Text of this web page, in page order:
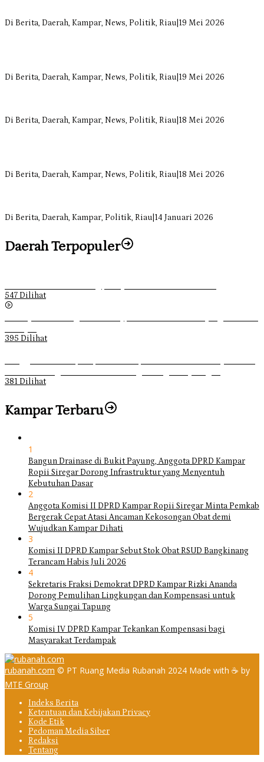
Di Berita, Daerah, Kampar, News, Politik, Riau 19 Mei 2026
Di Berita, Daerah, Kampar, News, Politik, Riau 19 Mei 2026
Di Berita, Daerah, Kampar, News, Politik, Riau 18 Mei 2026
Di Berita, Daerah, Kampar, News, Politik, Riau 18 Mei 2026
Di Berita, Daerah, Kampar, Politik, Riau 14 Januari 2026
Daerah Terpopuler
547 Dilihat
395 Dilihat
381 Dilihat
Kampar Terbaru
1
Bangun Drainase di Bukit Payung, Anggota DPRD Kampar
Ropii Siregar Dorong Infrastruktur yang Menyentuh
Kebutuhan Dasar
2
Anggota Komisi II DPRD Kampar Ropii Siregar Minta Pemkab
Bergerak Cepat Atasi Ancaman Kekosongan Obat demi
Wujudkan Kampar Dihati
3
Komisi II DPRD Kampar Sebut Stok Obat RSUD Bangkinang
Terancam Habis Juli 2026
4
Sekretaris Fraksi Demokrat DPRD Kampar Rizki Ananda
Dorong Pemulihan Lingkungan dan Kompensasi untuk
Warga Sungai Tapung
5
Komisi IV DPRD Kampar Tekankan Kompensasi bagi
Masyarakat Terdampak
rubanah.com © PT Ruang Media Rubanah 2024 Made with ☕ by
MTE Group
Indeks Berita
Ketentuan dan Kebijakan Privacy
Kode Etik
Pedoman Media Siber
Redaksi
Tentang